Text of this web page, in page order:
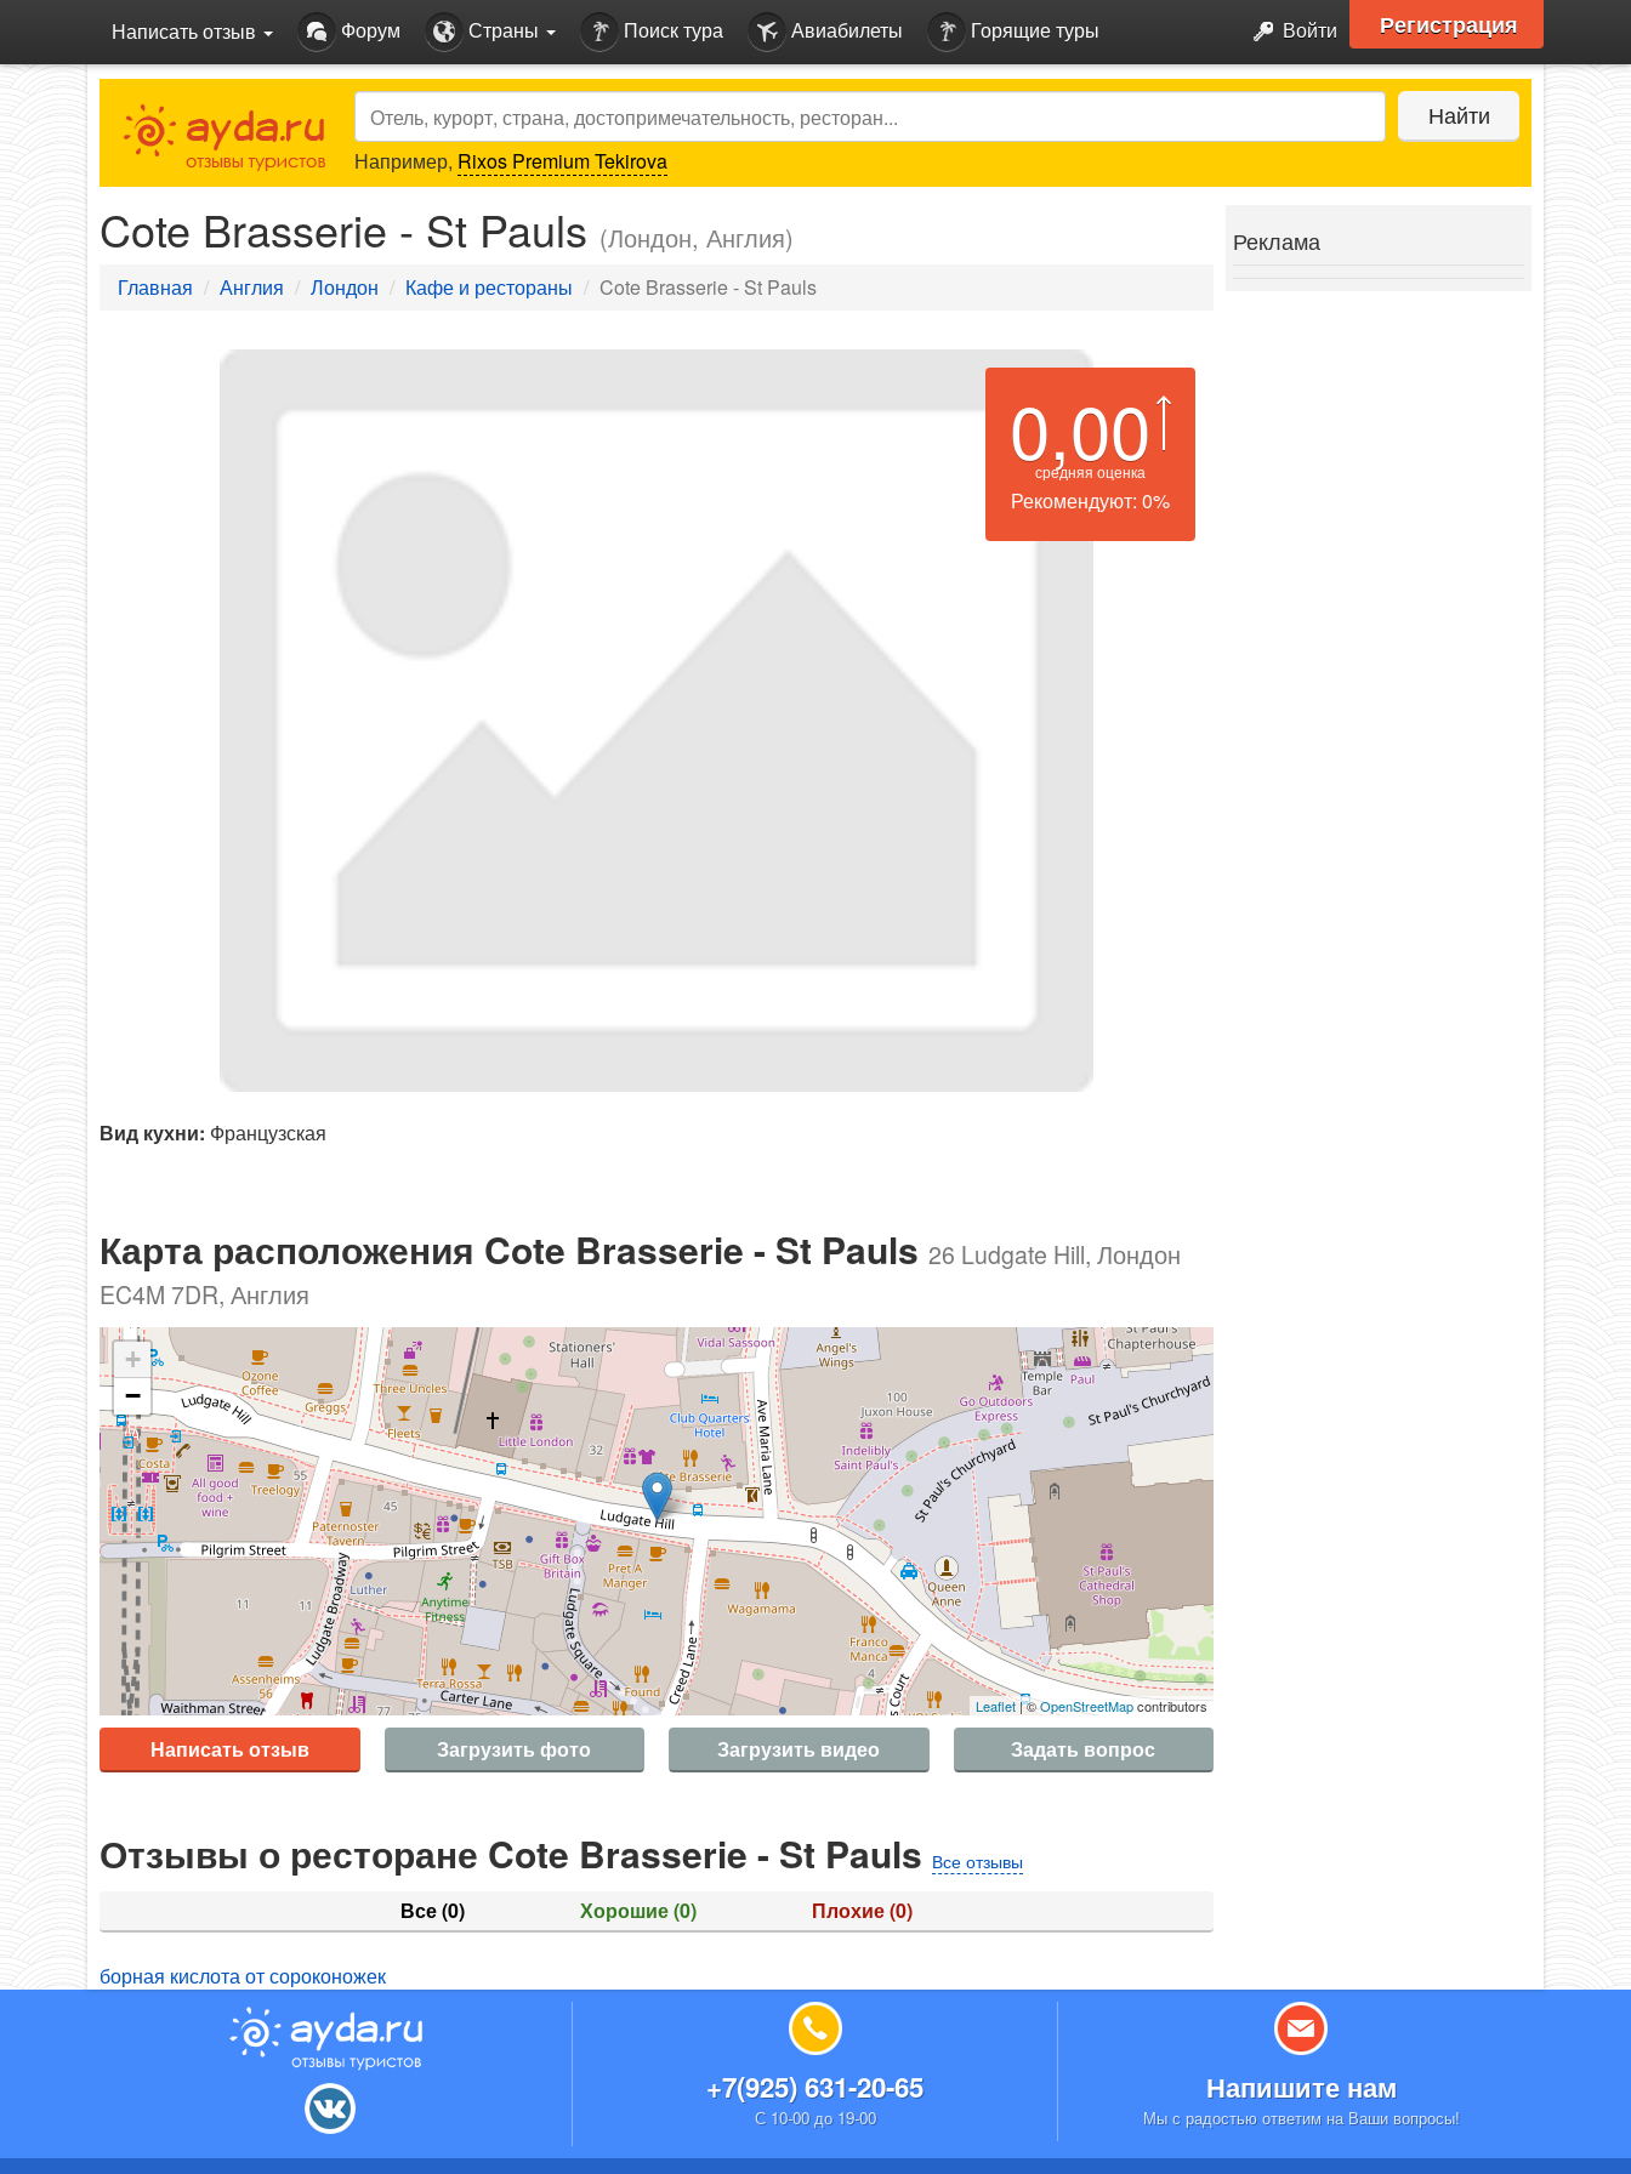
Написать отзыв Форум Страны Поиск тура Авиабилеты Горящие туры Войти Регистрация
Search Найти
Например, Rixos Premium Tekirova
Cote Brasserie - St Pauls (Лондон, Англия)
Главная Англия Лондон Кафе и рестораны Cote Brasserie - St Pauls
0,00
средняя оценка
Рекомендуют: 0%
Вид кухни: Французская
Карта расположения Cote Brasserie - St Pauls 26 Ludgate Hill, Лондон
EC4M 7DR, Англия
+
−
Leaflet| ©OpenStreetMapcontributors
Написать отзыв Загрузить фото Загрузить видео Задать вопрос
Отзывы о ресторане Cote Brasserie - St Pauls Все отзывы
Все(0) Хорошие(0) Плохие(0)
Реклама
борная кислота от сороконожек
+7(925) 631-20-65
С 10-00 до 19-00
Напишите нам
Мы с радостью ответим на Ваши вопросы!